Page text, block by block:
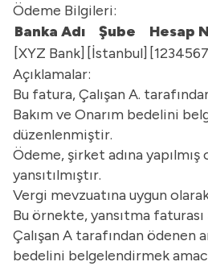
Ödeme Bilgileri:
Banka Adı
Şube
Hesap
[XYZ Bank] [İstanbul]
Açıklamalar:
Bu fatura, Çalışan A.
Bakım ve Onarım bedelini
düzenlenmiştir.
Ödeme, şirket adına
yansıtılmıştır.
Vergi mevzuatına uygun
Bu örnekte, yansıtma faturası
Çalışan A tarafından ödenen
bedelini belgelendirmek